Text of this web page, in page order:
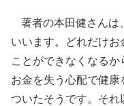
著者の本田健さんは
いいます。どれだけ
ことができなくなるか
お金を失う心配で健
ついたそうです。そ